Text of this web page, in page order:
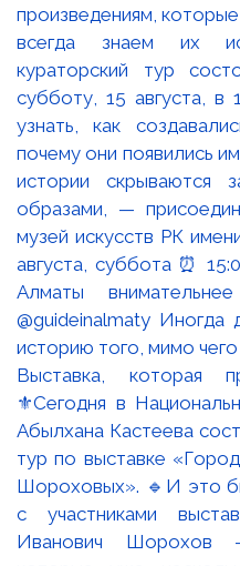
Выставка, которая
⚜️Сегодня в
Абылхана Кастеева
тур по выставке
Шороховых». 🔹И это
с участниками
Иванович Шорохов